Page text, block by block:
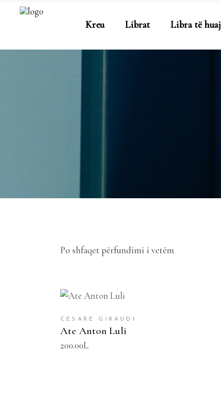
Kreu Librat Libra të huaj
Po shfaqet përfundimi i vetëm
CESARE GIRAUDI
Ate Anton Luli
200.00L